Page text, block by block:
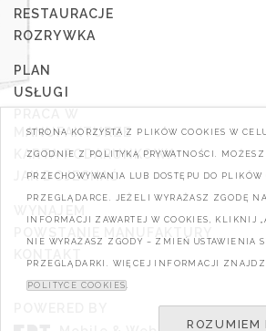
RESTAURACJE
ROZRYWKA
PLAN
USŁUGI
MANUFAKTURZE
KARTA PODARUNKOWA
JAK DOJECHAĆ
STRONA KORZYSTA Z PLIKÓW COOKIES W
ZGODNIE Z POLITYKĄ PRYWATNOŚCI. MOŻESZ
PRZECHOWYWANIA LUB DOSTĘPU DO PLIKÓW
PRZEGLĄDARCE. JEŻELI WYRAŻASZ ZGODĘ
INFORMACJI ZAWARTEJ W COOKIES, KLIKNIJ
NIE WYRAŻASZ ZGODY – ZMIEŃ USTAWIENIA
PRZEGLĄDARKI. WIĘCEJ INFORMACJI
POLITYCE COOKIES .
ROZUMIEM